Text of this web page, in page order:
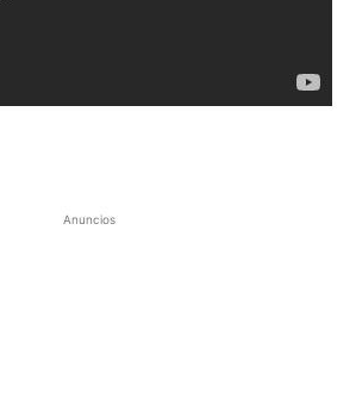
Anuncios